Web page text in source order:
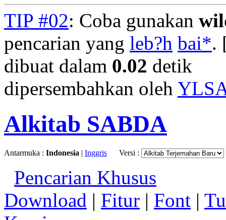
TIP #02: Coba gunakan
pencarian yang leb?h bai*.
dibuat dalam 0.02 detik
dipersembahkan oleh
Alkitab SABDA
Antarmuka : Indonesia | Inggris Versi :
Pencarian Khusus
Download | Fitur | Font |